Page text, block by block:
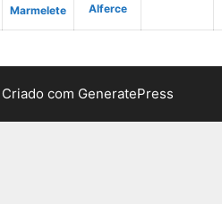
Marmelete
Alferce
com GeneratePress